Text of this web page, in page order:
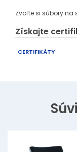
Zvoľte si súbory na
Získajte
CERTIFIKÁTY
Požiadajte svojho
potrebujete.